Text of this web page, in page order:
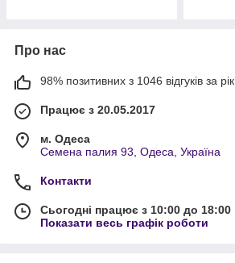
Про нас
98% позитивних з 1046 відгуків за рік
Працює з 20.05.2017
м. Одеса
Семена палия 93, Одеса, Україна
Контакти
Сьогодні працює з 10:00 до 18:00
Показати весь графік роботи